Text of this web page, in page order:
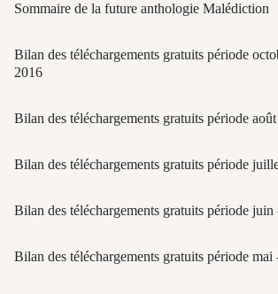
Sommaire de la future anthologie Malédiction
Bilan des téléchargements gratuits période
2016
Bilan des téléchargements gratuits période
Bilan des téléchargements gratuits période
Bilan des téléchargements gratuits période
Bilan des téléchargements gratuits période